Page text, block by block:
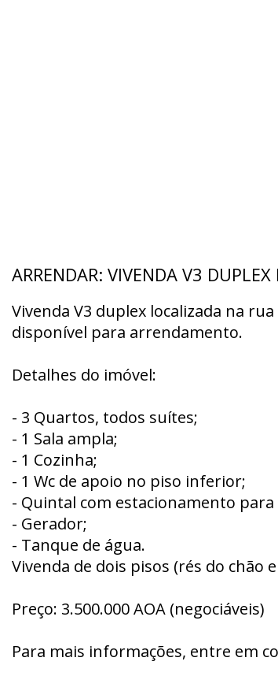
ARRENDAR: VIVENDA V3
Vivenda V3 duplex localizada na
disponível para arrendamento.
Detalhes do imóvel:
- 3 Quartos, todos suítes;
- 1 Sala ampla;
- 1 Cozinha;
- 1 Wc de apoio no piso inferior;
- Quintal com estacionamento para
- Gerador;
- Tanque de água.
Vivenda de dois pisos (rés do chão
Preço: 3.500.000 AOA (negociáveis)
Para mais informações, entre em